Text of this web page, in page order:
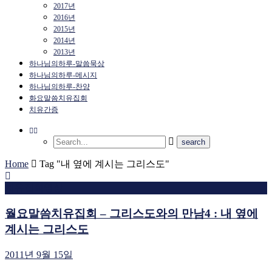
2017년
2016년
2015년
2014년
2013년
하나님의하루-말씀묵상
하나님의하루-메시지
하나님의하루-찬양
화요말씀치유집회
치유간증
Home Tag "내 옆에 계시는 그리스도"
월요말씀치유집회 – 그리스도와의 만남4 : 내 옆에
계시는 그리스도
2011년 9월 15일